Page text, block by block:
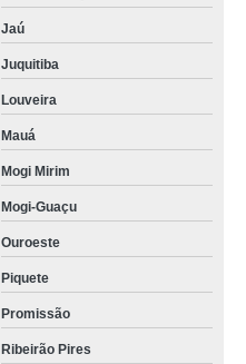
Jaú
Juquitiba
Louveira
Mauá
Mogi Mirim
Mogi-Guaçu
Ouroeste
Piquete
Promissão
Ribeirão Pires